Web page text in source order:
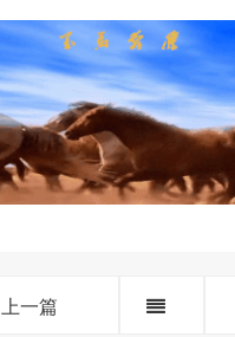
上一篇